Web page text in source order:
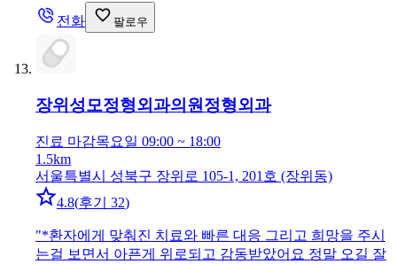
전화 팔로우
장위성모정형외과의원 정형외과
진료 마감목요일 09:00 ~ 18:00
1.5km
서울특별시 성북구 장위로 105-1, 201호 (장위동)
4.8(후기 32)
"*환자에게 맞춰진 치료와 빠른 대응 그리고 희망을 주시
는걸 보면서 아픈게 위로되고 감동받았어요 정말 오길 잘